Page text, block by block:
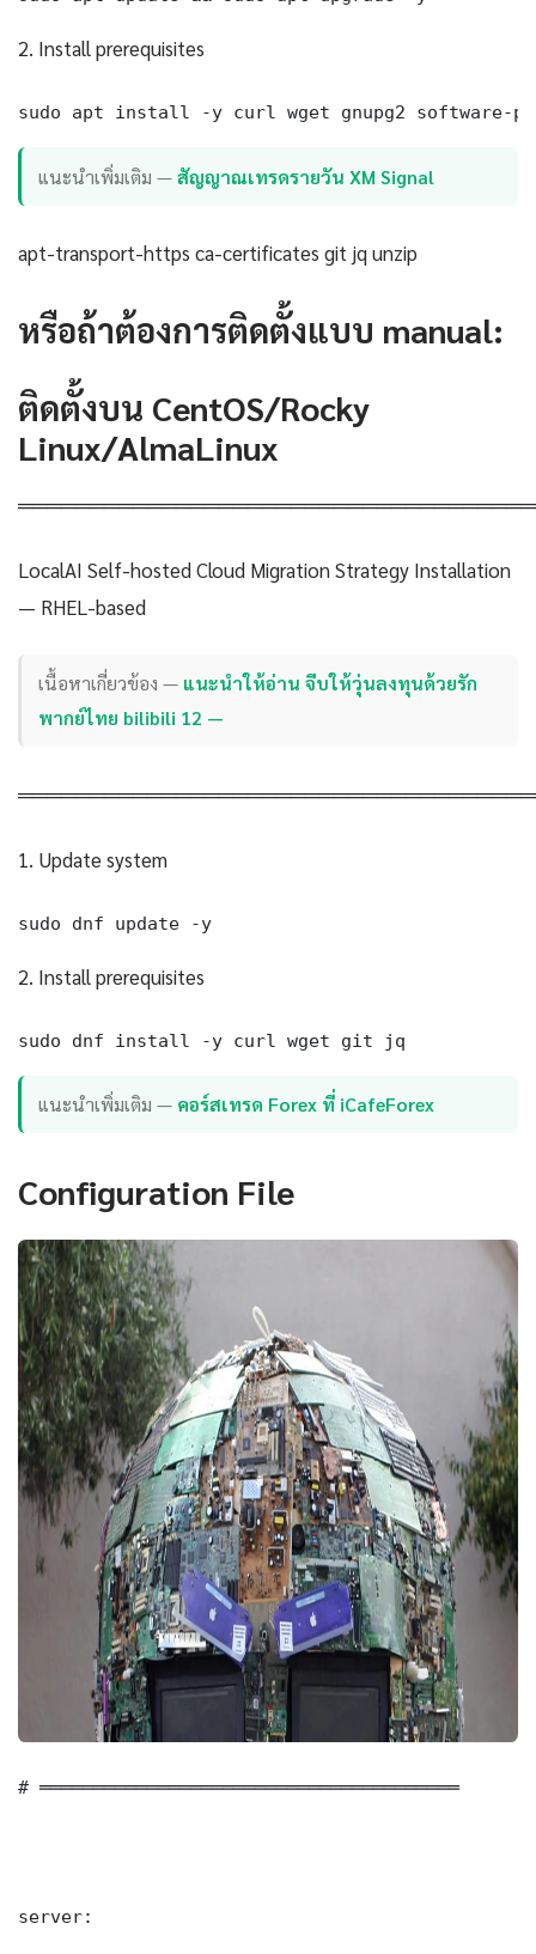
2. Install prerequisites
sudo apt install -y curl wget gnupg2 software-
แนะนำเพิ่มเติม —สัญญาณเทรดรายวัน XM Signal
apt-transport-https ca-certificates git jq unzip
หรือถ้าต้องการติดตั้งแบบ manual:
ติดตั้งบน CentOS/Rocky
Linux/AlmaLinux
LocalAI Self-hosted Cloud Migration Strategy Installation
— RHEL-based
เนื้อหาเกี่ยวข้อง — แนะนำให้อ่าน จีบให้วุ่นลงทุนด้วยรัก
พากย์ไทย bilibili 12 —
1. Update system
sudo dnf update -y
2. Install prerequisites
sudo dnf install -y curl wget git jq
แนะนำเพิ่มเติม — คอร์สเทรด Forex ที่ iCafeForex
Configuration File
# ═══════════════════════════════════════
server: